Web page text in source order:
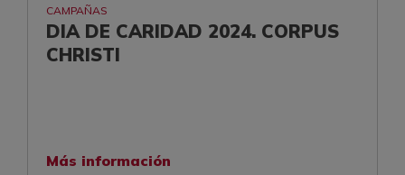
CAMPAÑAS
DIA DE CARIDAD 2024. CORPUS
CHRISTI
Más información